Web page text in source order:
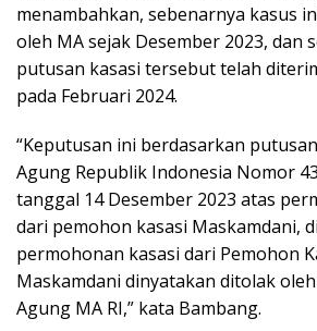
menambahkan, sebenarnya kasus
oleh MA sejak Desember 2023, dan
putusan kasasi tersebut telah
pada Februari 2024.
“Keputusan ini berdasarkan
Agung Republik Indonesia Nomor
tanggal 14 Desember 2023 atas
dari pemohon kasasi Maskamdani,
permohonan kasasi dari Pemohon
Maskamdani dinyatakan ditolak
Agung MA RI,” kata Bambang.